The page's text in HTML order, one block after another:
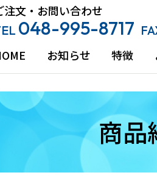
注文・お問い合わせ
048-995-8717
お知らせ 特徴
商品